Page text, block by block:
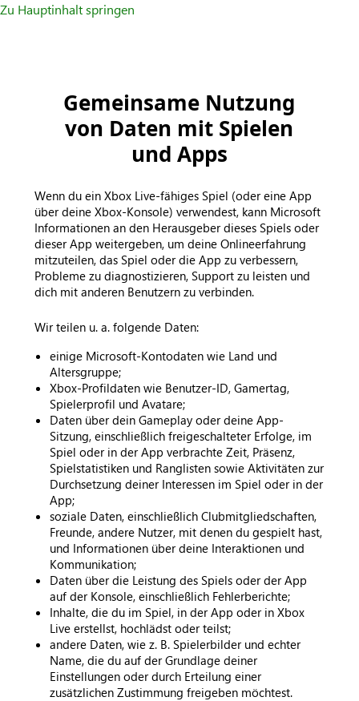
Zu Hauptinhalt springen
Gemeinsame Nutzung
von Daten mit Spielen
und Apps
Wenn du ein Xbox Live-fähiges Spiel (oder eine App
über deine Xbox-Konsole) verwendest, kann Microsoft
Informationen an den Herausgeber dieses Spiels oder
dieser App weitergeben, um deine Onlineerfahrung
mitzuteilen, das Spiel oder die App zu verbessern,
Probleme zu diagnostizieren, Support zu leisten und
dich mit anderen Benutzern zu verbinden.
Wir teilen u. a. folgende Daten:
einige Microsoft-Kontodaten wie Land und
Altersgruppe;
Xbox-Profildaten wie Benutzer-ID, Gamertag,
Spielerprofil und Avatare;
Daten über dein Gameplay oder deine App-
Sitzung, einschließlich freigeschalteter Erfolge, im
Spiel oder in der App verbrachte Zeit, Präsenz,
Spielstatistiken und Ranglisten sowie Aktivitäten zur
Durchsetzung deiner Interessen im Spiel oder in der
App;
soziale Daten, einschließlich Clubmitgliedschaften,
Freunde, andere Nutzer, mit denen du gespielt hast,
und Informationen über deine Interaktionen und
Kommunikation;
Daten über die Leistung des Spiels oder der App
auf der Konsole, einschließlich Fehlerberichte;
Inhalte, die du im Spiel, in der App oder in Xbox
Live erstellst, hochlädst oder teilst;
andere Daten, wie z. B. Spielerbilder und echter
Name, die du auf der Grundlage deiner
Einstellungen oder durch Erteilung einer
zusätzlichen Zustimmung freigeben möchtest.